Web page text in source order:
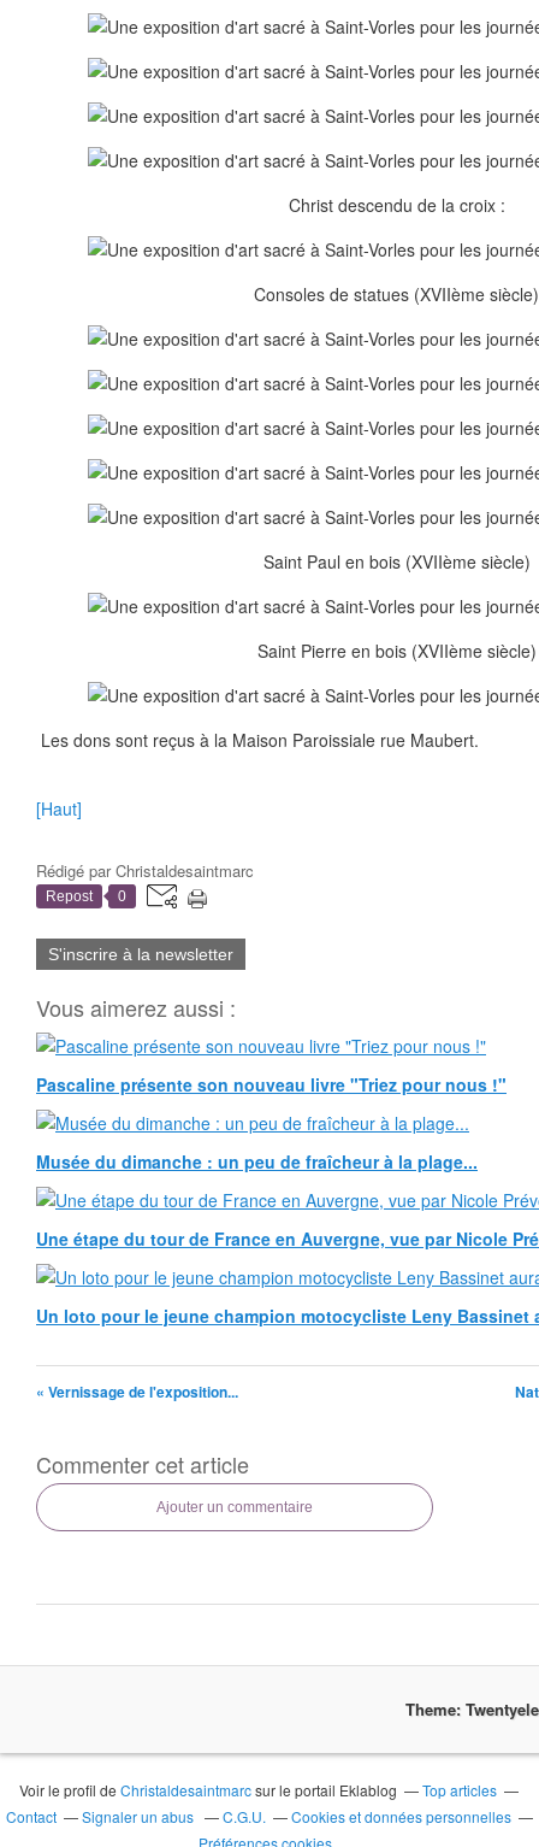
Christ descendu de la croix :
Consoles de statues (XVIIème siècle)
Saint Paul en bois (XVIIème siècle)
Saint Pierre en bois (XVIIème siècle)
Les dons sont reçus à la Maison Paroissiale rue Maubert.
[Haut]
Rédigé parChristaldesaintmarc
Repost 0
S'inscrire à la newsletter
Vous aimerez aussi :
Pascaline présente son nouveau livre "Triez pour nous !"
Musée du dimanche : un peu de fraîcheur à la plage...
Une étape du tour de France en Auvergne, vue par Nicole
Un loto pour le jeune champion motocycliste Leny Bassinet
« Vernissage de l'exposition...
Commenter cet article
Ajouter un commentaire
Theme:
Voir le profil deChristaldesaintmarcsur le portail Eklablog
Top articles
Contact
Signaler un abus C.G.U.
Cookies et données personnelles
Préférences cookies